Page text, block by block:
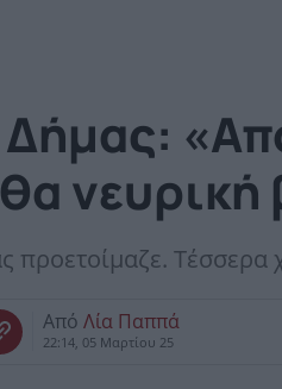
νευρική
προετοίμαζε.
Από Λία Παππά
22:14, 05 Μαρτίου 25